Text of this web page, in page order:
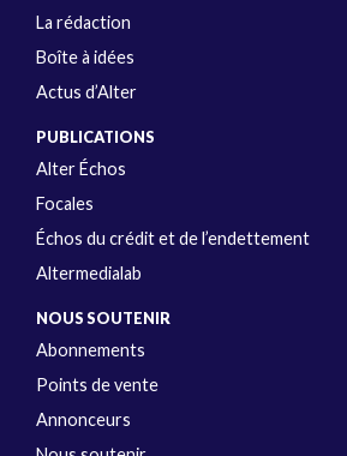
La rédaction
Boîte à idées
Actus d’Alter
PUBLICATIONS
Alter Échos
Focales
Échos du crédit et de l’endettement
Altermedialab
NOUS SOUTENIR
Abonnements
Points de vente
Annonceurs